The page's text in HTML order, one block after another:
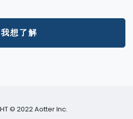
我想了解
© 2022 Aotter Inc.